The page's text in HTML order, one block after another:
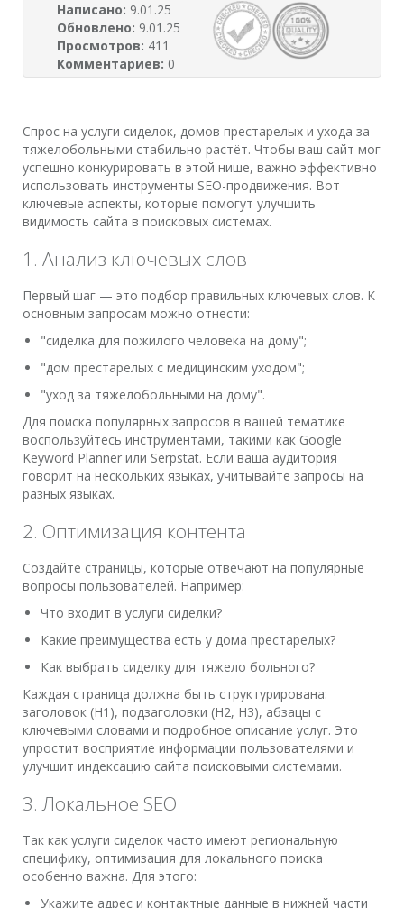
Написано: 9.01.25
Обновлено: 9.01.25
Просмотров: 411
Комментариев: 0
Спрос на услуги сиделок, домов престарелых и ухода за
тяжелобольными стабильно растёт. Чтобы ваш сайт мог
успешно конкурировать в этой нише, важно эффективно
использовать инструменты SEO-продвижения. Вот
ключевые аспекты, которые помогут улучшить
видимость сайта в поисковых системах.
1. Анализ ключевых слов
Первый шаг — это подбор правильных ключевых слов. К
основным запросам можно отнести:
"сиделка для пожилого человека на дому";
"дом престарелых с медицинским уходом";
"уход за тяжелобольными на дому".
Для поиска популярных запросов в вашей тематике
воспользуйтесь инструментами, такими как Google
Keyword Planner или Serpstat. Если ваша аудитория
говорит на нескольких языках, учитывайте запросы на
разных языках.
2. Оптимизация контента
Создайте страницы, которые отвечают на популярные
вопросы пользователей. Например:
Что входит в услуги сиделки?
Какие преимущества есть у дома престарелых?
Как выбрать сиделку для тяжело больного?
Каждая страница должна быть структурирована:
заголовок (H1), подзаголовки (H2, H3), абзацы с
ключевыми словами и подробное описание услуг. Это
упростит восприятие информации пользователями и
улучшит индексацию сайта поисковыми системами.
3. Локальное SEO
Так как услуги сиделок часто имеют региональную
специфику, оптимизация для локального поиска
особенно важна. Для этого:
Укажите адрес и контактные данные в нижней части